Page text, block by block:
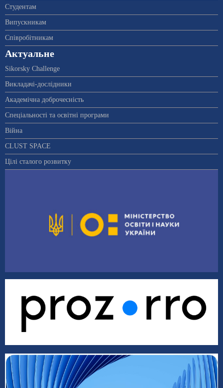
Студентам
Випускникам
Співробітникам
Актуальне
Sikorsky Challenge
Викладачі-дослідники
Академічна доброчесність
Спеціальності та освітні програми
Війна
CLUST SPACE
Цілі сталого розвитку